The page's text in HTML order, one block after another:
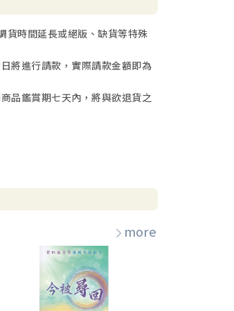
貨時間延長或絕版、缺貨等特殊
將進行請款，實際請款金額即為
品鑑賞期七天內，將與欲退貨之
more